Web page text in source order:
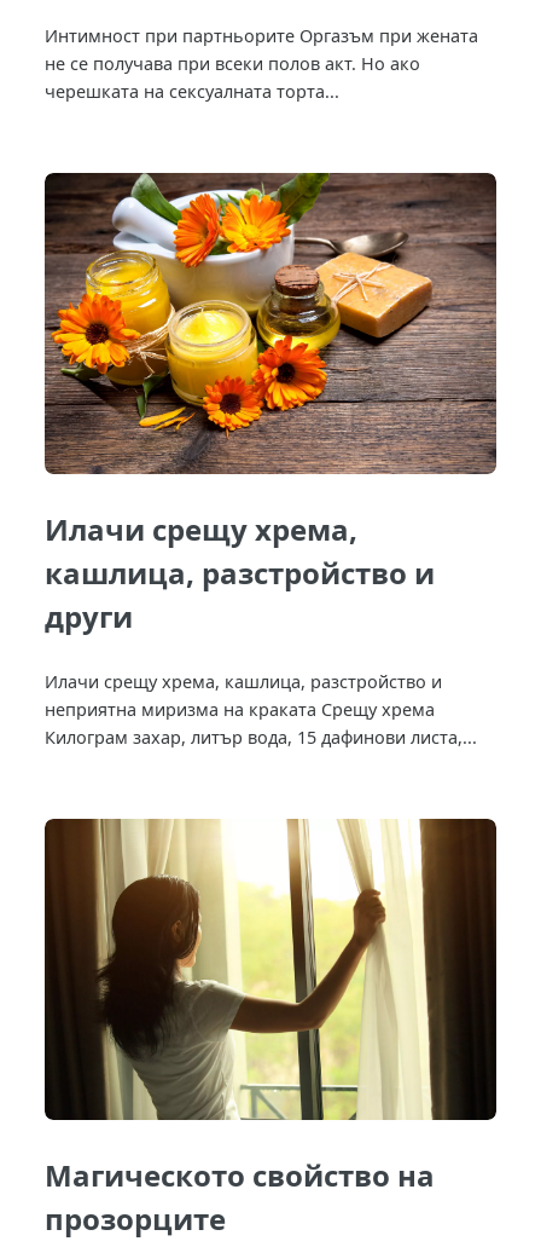
Интимност при партньорите Оргазъм при жената
не се получава при всеки полов акт. Но ако
черешката на сексуалната торта...
Илачи срещу хрема,
кашлица, разстройство и
други
Илачи срещу хрема, кашлица, разстройство и
неприятна миризма на краката Срещу хрема
Килограм захар, литър вода, 15 дафинови листа,...
Магическото свойство на
прозорците